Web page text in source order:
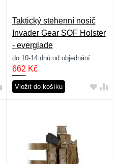
Taktický stehenní nosič
Invader Gear SOF Holster
- everglade
do 10-14 dnů od objednání
662 Kč
Vložit do košíku